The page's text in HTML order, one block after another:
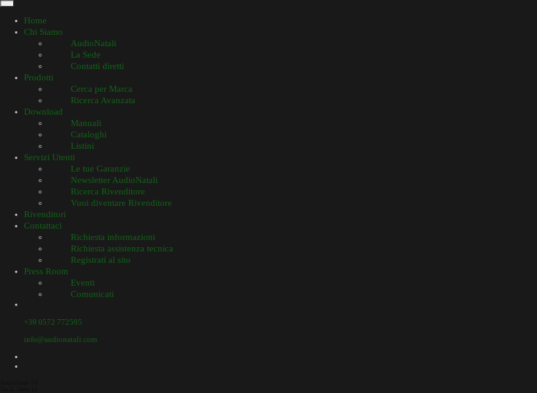
Home
Chi Siamo
AudioNatali
La Sede
Contatti diretti
Prodotti
Cerca per Marca
Ricerca Avanzata
Download
Manuali
Cataloghi
Listini
Servizi Utenti
Le tue Garanzie
Newsletter AudioNatali
Ricerca Rivenditore
Vuoi diventare Rivenditore
Rivenditori
Contattaci
Richiesta informazioni
Richiesta assistenza tecnica
Registrati al sito
Press Room
Eventi
Comunicati
+39 0572 772595
info@audionatali.com